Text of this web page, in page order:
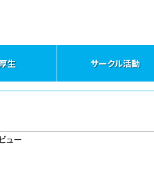
生 サークル活動
ュー